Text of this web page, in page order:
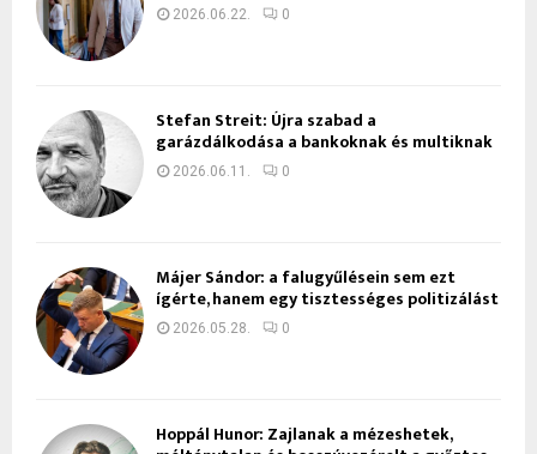
2026.06.22. 0
Stefan Streit: Újra szabad a
garázdálkodása a bankoknak és multiknak
2026.06.11. 0
Májer Sándor: a falugyűlésein sem ezt
ígérte, hanem egy tisztességes politizálást
2026.05.28. 0
Hoppál Hunor: Zajlanak a mézeshetek,